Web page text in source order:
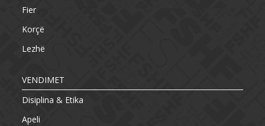
Fier
Korçë
Lezhë
VENDIMET
Disiplina & Etika
Apeli